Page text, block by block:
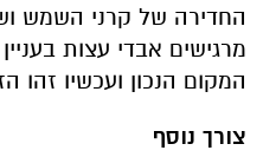
החדירה של קרני השמש
מרגישים אבדי עצות
המקום הנכון ועכשיו זהו
צורך נוסף